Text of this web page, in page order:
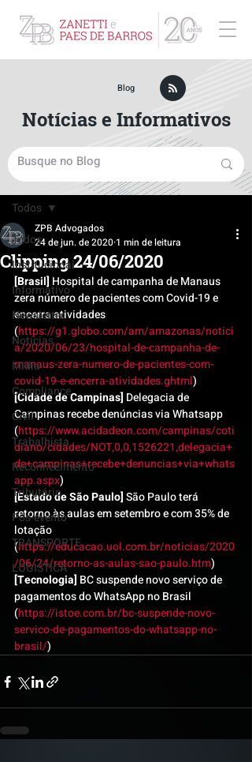
Post
Todos
Institucional
Informativo
Newsletter
Notícias
Mídia
Compliance
Civil
Trabalhista
Reconhecimento
Tributário
Pós-evento
TRANSPORTE
LOGISTICA
Todos
Clipping 24/06/2020
ZPB Advogados
24 de jun. de 2020 1 min de leitura
[Brasil] Hospital de campanha de Manaus
zera número de pacientes com Covid-19 e
encerra atividades
(https://g1.globo.com/am/amazonas/notici
a/2020/06/23/hospital-de-campanha-de-
manaus-zera-numero-de-pacientes-com-
covid-19-e-encerra-atividades.ghtml)
[Cidade de Campinas] Delegacia de
Campinas recebe denúncias via Whatsapp
(https://www.acidadeon.com/campinas/coti
diano/cidades/NOT,0,0,1526221,delegacia+
de+campinas+recebe+denuncias+via+whats
app.aspx)
[Estado de São Paulo] São Paulo terá
retorno às aulas em setembro e com 35% de
lotação
(https://educacao.uol.com.br/noticias/2020
/06/24/retorno-as-aulas-sao-paulo.htm)
[Tecnologia] BC suspende novo serviço de
pagamentos do WhatsApp no Brasil
(https://istoe.com.br/bc-suspende-novo-
servico-de-pagamentos-do-whatsapp-no-
brasil/)
Blog
Notícias e Informativos